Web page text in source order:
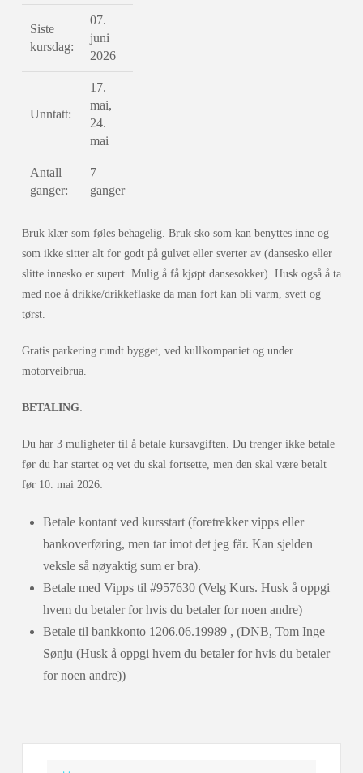
Siste
kursdag:
07.
juni
2026
Unntatt:
17.
mai,
24.
mai
Antall
ganger:
7
ganger
Bruk klær som føles behagelig. Bruk sko som kan benyttes inne og
som ikke sitter alt for godt på gulvet eller sverter av (dansesko eller
slitte innesko er supert. Mulig å få kjøpt dansesokker). Husk også å ta
med noe å drikke/drikkeflaske da man fort kan bli varm, svett og
tørst.
Gratis parkering rundt bygget, ved kullkompaniet og under
motorveibrua.
BETALING:
Du har 3 muligheter til å betale kursavgiften. Du trenger ikke betale
før du har startet og vet du skal fortsette, men den skal være betalt
før 10. mai 2026:
Betale kontant ved kursstart (foretrekker vipps eller
bankoverføring, men tar imot det jeg får. Kan sjelden
veksle så nøyaktig sum er bra).
Betale med Vipps til #957630 (Velg Kurs. Husk å oppgi
hvem du betaler for hvis du betaler for noen andre)
Betale til bankkonto 1206.06.19989 , (DNB, Tom Inge
Sønju (Husk å oppgi hvem du betaler for hvis du betaler
for noen andre))